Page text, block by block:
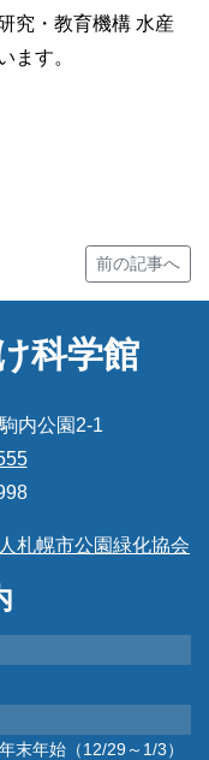
究・教育機構 水産
ます。
前の記事へ
科学館
内公園2-1
札幌市公園緑化協会
末年始（12/29～1/3）